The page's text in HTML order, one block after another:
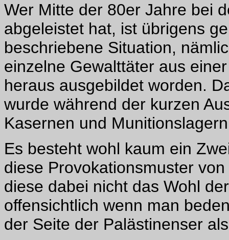
Wer Mitte der 80er Jahre bei
abgeleistet hat, ist übrigens
beschriebene Situation,
einzelne Gewalttäter aus
heraus ausgebildet worden.
wurde während der kurzen
Kasernen und
Es besteht wohl kaum ein
diese Provokationsmuster
diese dabei nicht das Wohl
offensichtlich wenn man
der Seite der Palästinenser